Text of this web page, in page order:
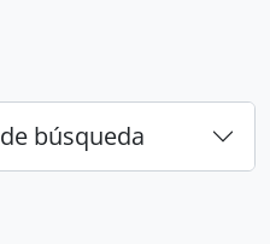
búsqueda